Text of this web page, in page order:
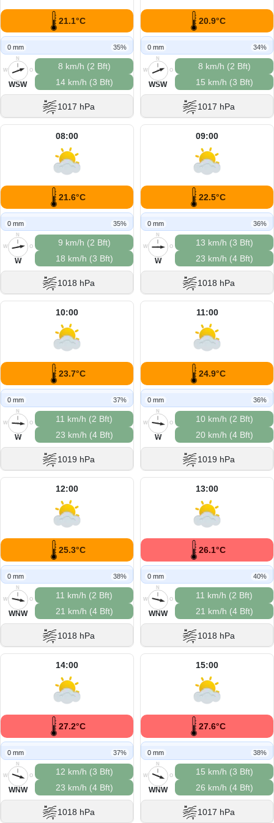
21.1°C
0 mm 35%
N
O
S
W
WSW
8 km/h (2 Bft)
14 km/h (3 Bft)
1017 hPa
20.9°C
0 mm 34%
N
O
S
W
WSW
8 km/h (2 Bft)
15 km/h (3 Bft)
1017 hPa
08:00
21.6°C
0 mm 35%
N
O
S
W
W
9 km/h (2 Bft)
18 km/h (3 Bft)
1018 hPa
09:00
22.5°C
0 mm 36%
N
O
S
W
W
13 km/h (3 Bft)
23 km/h (4 Bft)
1018 hPa
10:00
23.7°C
0 mm 37%
N
O
S
W
W
11 km/h (2 Bft)
23 km/h (4 Bft)
1019 hPa
11:00
24.9°C
0 mm 36%
N
O
S
W
W
10 km/h (2 Bft)
20 km/h (4 Bft)
1019 hPa
12:00
25.3°C
0 mm 38%
N
O
S
W
WNW
11 km/h (2 Bft)
21 km/h (4 Bft)
1018 hPa
13:00
26.1°C
0 mm 40%
N
O
S
W
WNW
11 km/h (2 Bft)
21 km/h (4 Bft)
1018 hPa
14:00
27.2°C
0 mm 37%
N
O
S
W
WNW
12 km/h (3 Bft)
23 km/h (4 Bft)
1018 hPa
15:00
27.6°C
0 mm 38%
N
O
S
W
WNW
15 km/h (3 Bft)
26 km/h (4 Bft)
1017 hPa